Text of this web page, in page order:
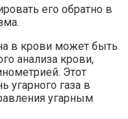
его обратно в
в крови может быть
анализа крови,
Этот
угарного газа в
угарным